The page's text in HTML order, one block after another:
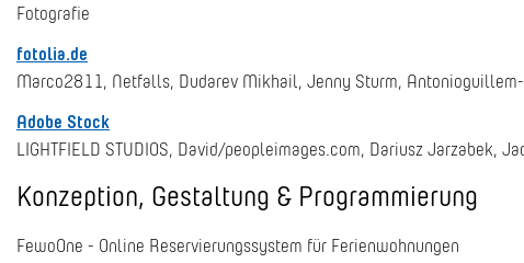
Fotografie
fotolia.de
Marco2811, Netfalls, Dudarev Mikhail, Jenny Sturm,
Adobe Stock
LIGHTFIELD STUDIOS, David/peopleimages.com, Dariusz Jarzabek,
Konzeption, Gestaltung & Programmierung
FewoOne - Online Reservierungssystem für Ferienwohnungen